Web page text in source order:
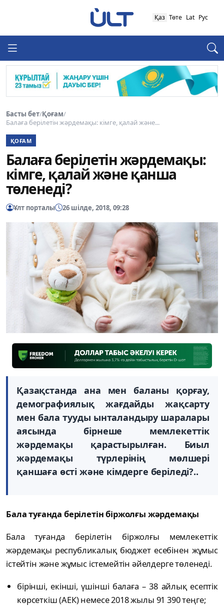
Қаз Төте Lat Рус
Басты бет/Қоғам/
Балаға берілетін жәрдемақы: кімге, қалай және...
ҚОҒАМ
Балаға берілетін жәрдемақы:
кімге, қалай және қанша
төленеді?
Ұлт порталы 26 шілде, 2018, 09:28
Қазақстанда ана мен баланы қорғау,
демографиялық жағдайды жақсарту
мен бала тууды ынталандыру шаралары
аясында бірнеше мемлекеттік
жәрдемақы қарастырылған. Биыл
жәрдемақы түрлерінің мөлшері
қаншаға өсті және кімдерге беріледі?..
Бала туғанда берілетін біржолғы жәрдемақы
Бала туғанда берілетін біржолғы мемлекеттік
жәрдемақы республикалық бюджет есебінен жұмыс
істейтін және жұмыс істемейтін әйелдерге төленеді.
бірінші, екінші, үшінші балаға – 38 айлық есептік
көрсеткіш (АЕК) немесе 2018 жылы 91 390 теңге;